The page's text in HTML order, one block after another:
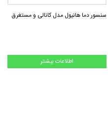
سنسور دما هانیول مدل کانالی و مستغرق
اطلاعات بیشتر